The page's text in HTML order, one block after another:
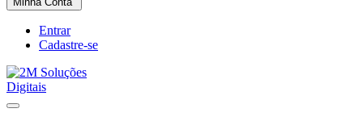
Entrar
Cadastre-se